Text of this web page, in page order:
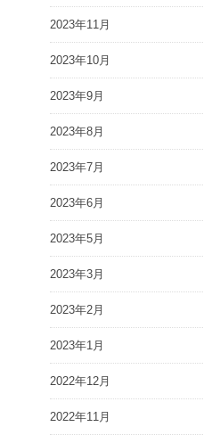
2023年11月
2023年10月
2023年9月
2023年8月
2023年7月
2023年6月
2023年5月
2023年3月
2023年2月
2023年1月
2022年12月
2022年11月